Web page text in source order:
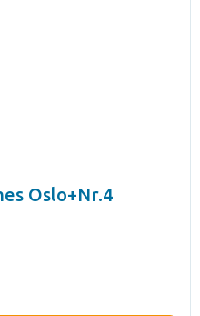
Oslo+Nr.4